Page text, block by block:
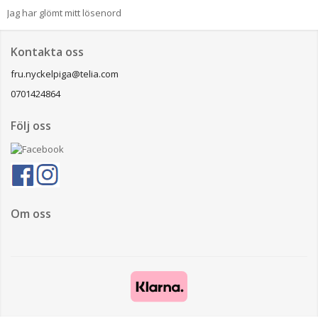
Jag har glömt mitt lösenord
Kontakta oss
fru.nyckelpiga@telia.com
0701424864
Följ oss
Om oss